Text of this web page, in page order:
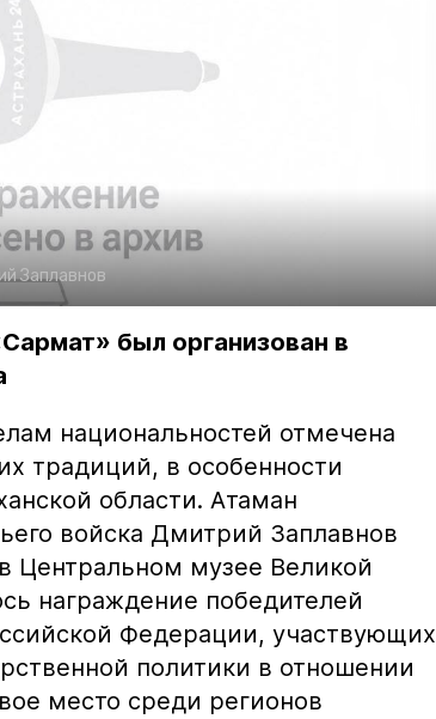
Заплавнов
был организован в
национальностей отмечена
традиций, в особенности
области. Атаман
войска Дмитрий Заплавнов
Центральном музее Великой
награждение победителей
Федерации, участвующих
политики в отношении
место среди регионов